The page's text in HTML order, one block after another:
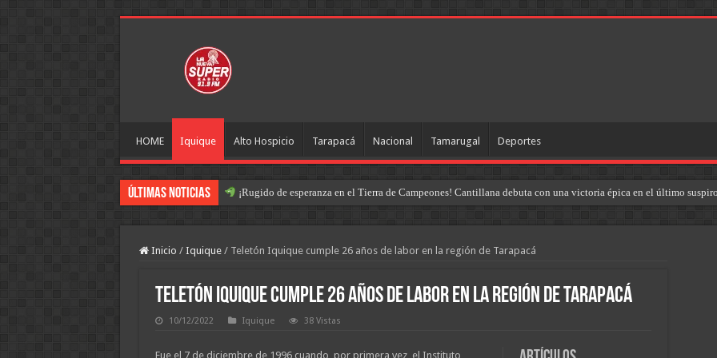
HOME Iquique Alto Hospicio Tarapacá Nacional Tamarugal Deportes
Últimas Noticias ¡Rugido de esperanza en el Tierra de Campeones! Cantillana debuta con una victoria épica en el último
Inicio / Iquique / Teletón Iquique cumple 26 años de labor en la región de Tarapacá
Teletón Iquique cumple 26 años de labor en la región de Tarapacá
10/12/2022 Iquique 38 Vistas
Fue el 7 de diciembre de 1996 cuando, por primera vez, el Instituto